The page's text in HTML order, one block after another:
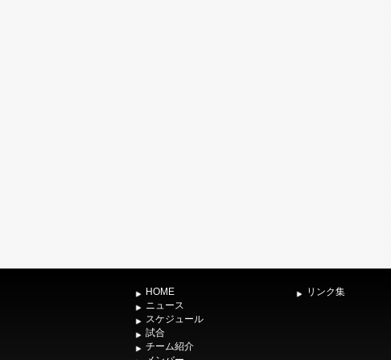
HOME
ニュース
スケジュール
試合
チーム紹介
リンク集